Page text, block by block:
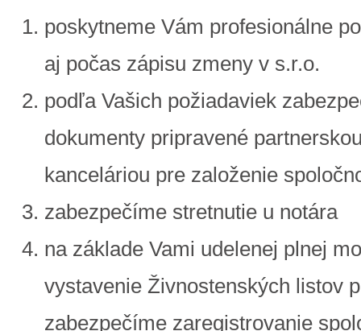
poskytneme Vám profesionálne
aj počas zápisu zmeny v s.r.o.
podľa Vašich požiadaviek
dokumenty pripravené
kanceláriou pre založenie
zabezpečíme stretnutie u notára
na základe Vami udelenej plnej
vystavenie Živnostenských listov
zabezpečíme zaregistrovanie